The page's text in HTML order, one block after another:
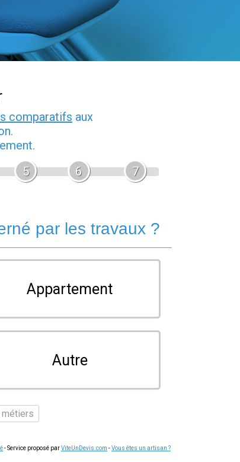
comparatifs aux
5 6 7
par les travaux ?
Appartement
Autre
métiers
- Service proposé parViteUnDevis.com -Vous êtes un artisan ?